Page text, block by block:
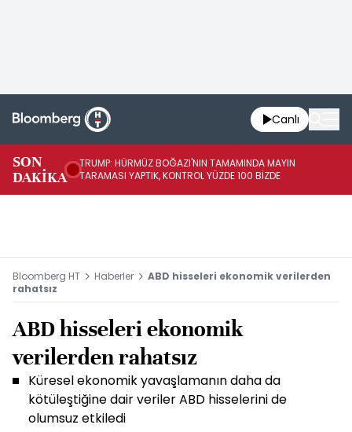
Canlı
SON
DAKİKA
TRUMP: HÜRMÜZ BOĞAZI'NIN TAMAMINDA MAYIN
TARAMASI YAPTIK, KONTROL YÜZDE 100 BİZDE
Bloomberg HT Haberler
ABD hisseleri ekonomik verilerden
rahatsız
ABD hisseleri ekonomik
verilerden rahatsız
Küresel ekonomik yavaşlamanın daha da
kötüleştiğine dair veriler ABD hisselerini de
olumsuz etkiledi